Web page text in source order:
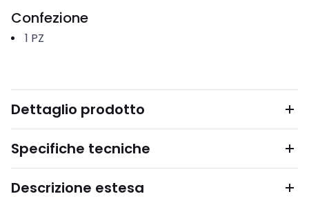
Confezione
1 PZ
Dettaglio prodotto
Specifiche tecniche
Descrizione estesa